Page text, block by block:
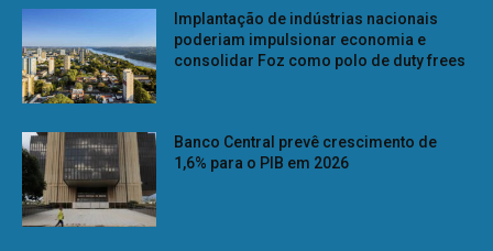
Implantação de indústrias nacionais
poderiam impulsionar economia e
consolidar Foz como polo de duty frees
Banco Central prevê crescimento de
1,6% para o PIB em 2026